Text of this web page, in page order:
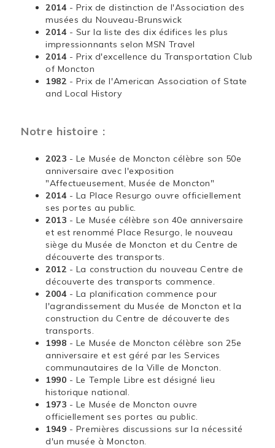
2014 - Prix de distinction de l'Association des
musées du Nouveau-Brunswick
2014 - Sur la liste des dix édifices les plus
impressionnants selon MSN Travel
2014 - Prix d'excellence du Transportation Club
of Moncton
1982 - Prix de l'American Association of State
and Local History
Notre histoire :
2023 - Le Musée de Moncton célèbre son 50e
anniversaire avec l'exposition
"Affectueusement, Musée de Moncton"
2014 - La Place Resurgo ouvre officiellement
ses portes au public.
2013 - Le Musée célèbre son 40e anniversaire
et est renommé Place Resurgo, le nouveau
siège du Musée de Moncton et du Centre de
découverte des transports.
2012 - La construction du nouveau Centre de
découverte des transports commence.
2004 - La planification commence pour
l'agrandissement du Musée de Moncton et la
construction du Centre de découverte des
transports.
1998 - Le Musée de Moncton célèbre son 25e
anniversaire et est géré par les Services
communautaires de la Ville de Moncton.
1990 - Le Temple Libre est désigné lieu
historique national.
1973 - Le Musée de Moncton ouvre
officiellement ses portes au public.
1949 - Premières discussions sur la nécessité
d'un musée à Moncton.